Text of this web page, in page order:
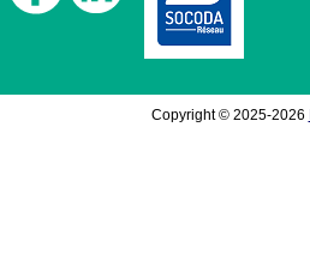
Copyright © 2025-2026